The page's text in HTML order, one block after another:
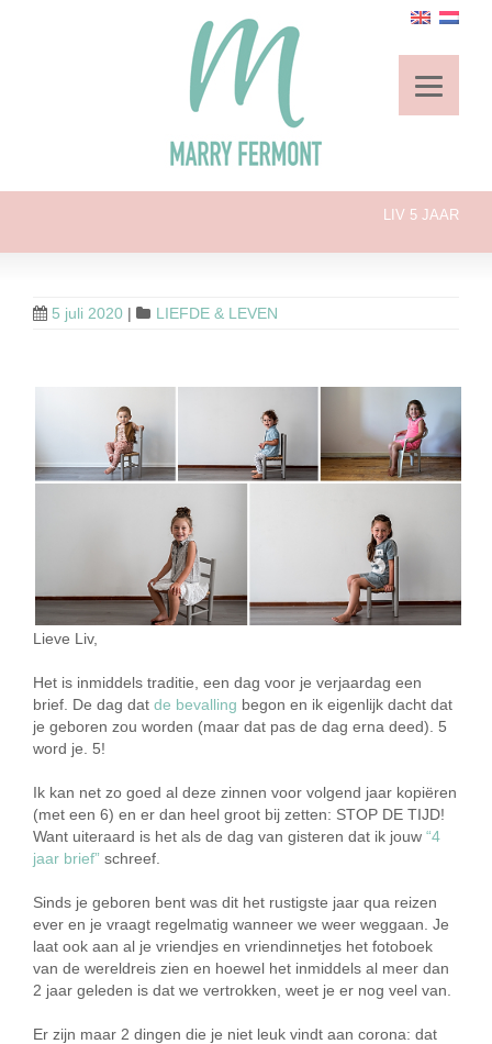
LIV 5 JAAR
5 juli 2020 | LIEFDE & LEVEN
Lieve Liv,
Het is inmiddels traditie, een dag voor je verjaardag een
brief. De dag dat de bevalling begon en ik eigenlijk dacht dat
je geboren zou worden (maar dat pas de dag erna deed). 5
word je. 5!
Ik kan net zo goed al deze zinnen voor volgend jaar kopiëren
(met een 6) en er dan heel groot bij zetten: STOP DE TIJD!
Want uiteraard is het als de dag van gisteren dat ik jouw “4
jaar brief” schreef.
Sinds je geboren bent was dit het rustigste jaar qua reizen
ever en je vraagt regelmatig wanneer we weer weggaan. Je
laat ook aan al je vriendjes en vriendinnetjes het fotoboek
van de wereldreis zien en hoewel het inmiddels al meer dan
2 jaar geleden is dat we vertrokken, weet je er nog veel van.
Er zijn maar 2 dingen die je niet leuk vindt aan corona: dat